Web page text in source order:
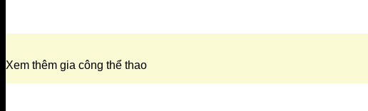
Xem thêm gia công thể thao